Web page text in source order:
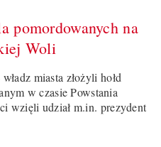
pomordowanych na
Woli
miasta złożyli hołd
w czasie Powstania
wzięli udział m.in. prezydent